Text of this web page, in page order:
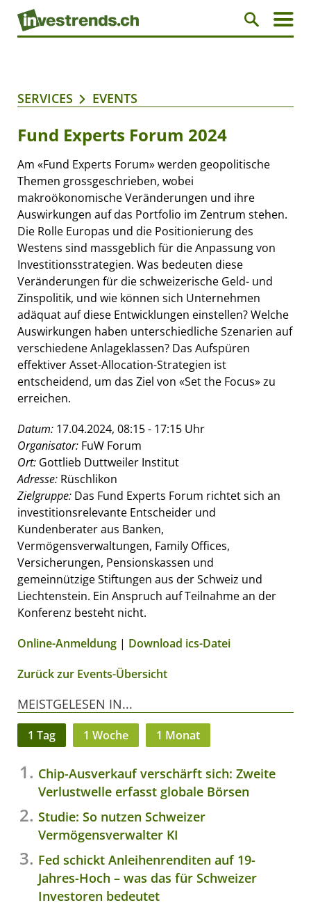
SERVICES EVENTS
Fund Experts Forum 2024
Am «Fund Experts Forum» werden geopolitische
Themen grossgeschrieben, wobei
makroökonomische Veränderungen und ihre
Auswirkungen auf das Portfolio im Zentrum stehen.
Die Rolle Europas und die Positionierung des
Westens sind massgeblich für die Anpassung von
Investitionsstrategien. Was bedeuten diese
Veränderungen für die schweizerische Geld- und
Zinspolitik, und wie können sich Unternehmen
adäquat auf diese Entwicklungen einstellen? Welche
Auswirkungen haben unterschiedliche Szenarien auf
verschiedene Anlageklassen? Das Aufspüren
effektiver Asset-Allocation-Strategien ist
entscheidend, um das Ziel von «Set the Focus» zu
erreichen.
Datum: 17.04.2024, 08:15 - 17:15 Uhr
Organisator: FuW Forum
Ort: Gottlieb Duttweiler Institut
Adresse: Rüschlikon
Zielgruppe: Das Fund Experts Forum richtet sich an
investitionsrelevante Entscheider und
Kundenberater aus Banken,
Vermögensverwaltungen, Family Offices,
Versicherungen, Pensionskassen und
gemeinnützige Stiftungen aus der Schweiz und
Liechtenstein. Ein Anspruch auf Teilnahme an der
Konferenz besteht nicht.
Online-Anmeldung | Download ics-Datei
Zurück zur Events-Übersicht
MEISTGELESEN IN...
1 Tag 1 Woche 1 Monat
Chip-Ausverkauf verschärft sich: Zweite
Verlustwelle erfasst globale Börsen
Studie: So nutzen Schweizer
Vermögensverwalter KI
Fed schickt Anleihenrenditen auf 19-
Jahres-Hoch – was das für Schweizer
Investoren bedeutet